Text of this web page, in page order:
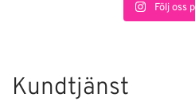
Följ oss
Kundtjänst